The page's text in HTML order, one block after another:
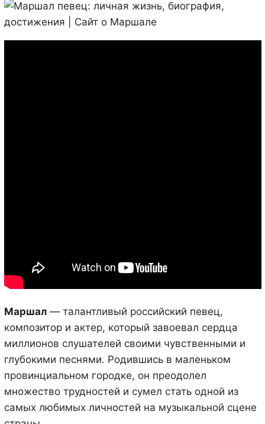
Маршал— талантливый российский певец,
композитор и актер, который завоевал сердца
миллионов слушателей своими чувственными и
глубокими песнями. Родившись в маленьком
провинциальном городке, он преодолел
множество трудностей и сумел стать одной из
самых любимых личностей на музыкальной сцене